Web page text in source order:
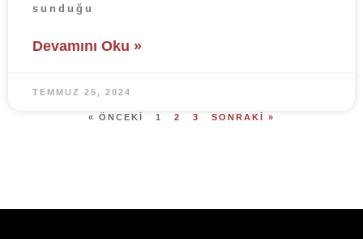
sunduğu
Devamını Oku »
TEMMUZ 25, 2024
« ÖNCEKI 1 2 3 SONRAKI »